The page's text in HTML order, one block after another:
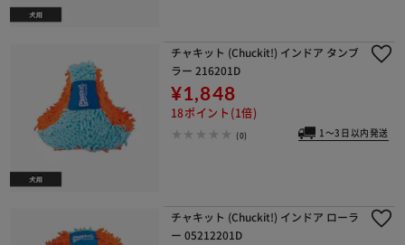
チャキット (Chuckit!) インドア タンブ
ラー 216201D
¥1,848
18ポイント(1倍)
(0) 1～3日以内発送
チャキット (Chuckit!) インドア ローラ
ー 05212201D